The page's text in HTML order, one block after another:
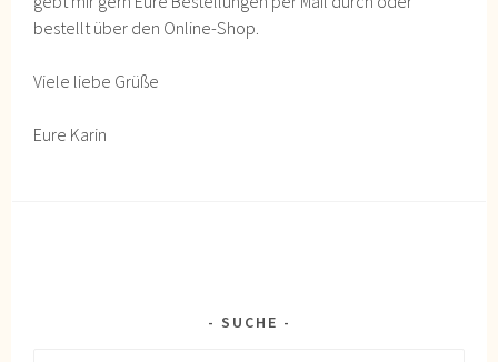
bestellt über den Online-Shop.
Viele liebe Grüße
Eure Karin
SUCHE